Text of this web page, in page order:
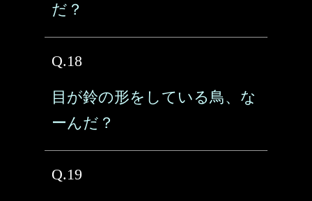
だ？
Q.18
目が鈴の形をしている鳥、な
ーんだ？
Q.19